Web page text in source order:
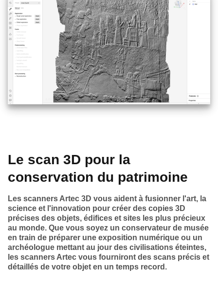
Le scan 3D pour la
conservation du patrimoine
Les scanners Artec 3D vous aident à fusionner l'art, la
science et l'innovation pour créer des copies 3D
précises des objets, édifices et sites les plus précieux
au monde. Que vous soyez un conservateur de musée
en train de préparer une exposition numérique ou un
archéologue mettant au jour des civilisations éteintes,
les scanners Artec vous fourniront des scans précis et
détaillés de votre objet en un temps record.